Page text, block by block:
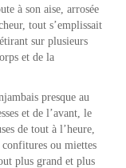
à son aise, arrosée
tout s’emplissait
sur plusieurs
et de la
presque au
et de l’avant, le
de tout à l’heure,
ou miettes
plus grand et plus